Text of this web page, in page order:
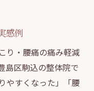
感例
り・腰痛の痛み軽減
島区駒込の整体院で
やすくなった」「腰